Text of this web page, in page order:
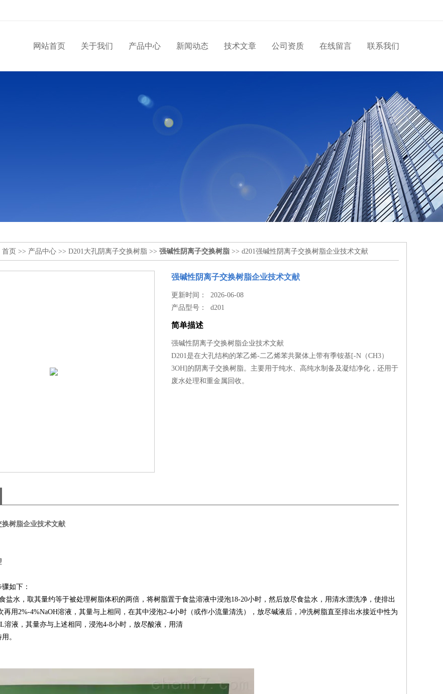
网站首页 关于我们 产品中心 新闻动态 技术文章 公司资质 在线留言 联系我们
首页 >> 产品中心 >> D201大孔阴离子交换树脂 >> 强碱性阴离子交换树脂 >> d201强碱性阴离子交换树脂企业技术文献
强碱性阴离子交换树脂企业技术文献
更新时间： 2026-06-08
产品型号：d201
简单描述
强碱性阴离子交换树脂企业技术文献
D201是在大孔结构的苯乙烯-二乙烯苯共聚体上带有季铵基[-N（CH3）
3OH]的阴离子交换树脂。主要用于纯水、高纯水制备及凝结净化，还用于
废水处理和重金属回收。
树脂企业技术文献
如下：
盐水，取其量约等于被处理树脂体积的两倍，将树脂置于食盐溶液中浸泡18-20小时，然后放尽食盐水，用清水漂洗净，使排出
再用2%-4%NaOH溶液，其量与上相同，在其中浸泡2-4小时（或作小流量清洗），放尽碱液后，冲洗树脂直至排出水接近中性为
溶液，其量亦与上述相同，浸泡4-8小时，放尽酸液，用清
。